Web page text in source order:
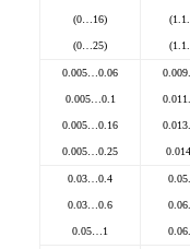
(0 16)
(0 25)
0.005 0.06
0.005… 0.1
0.005 0.16
0.005 0.25
0.03 0.4
0.03 0.6
0.05 1